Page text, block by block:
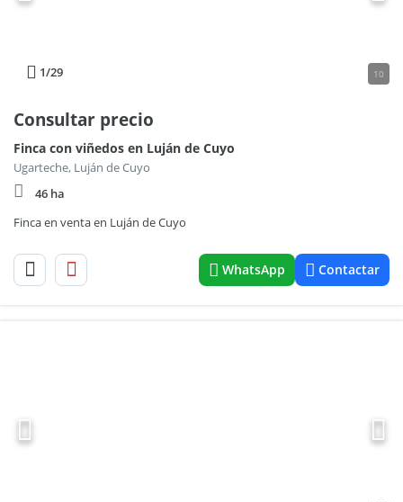
1/29 10
Consultar precio
Finca con viñedos en Luján de Cuyo
Ugarteche, Luján de Cuyo
46 ha
Finca en venta en Luján de Cuyo
WhatsApp Contactar